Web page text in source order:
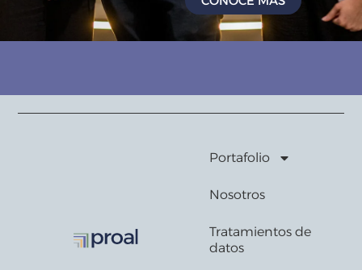
Portafolio
Nosotros
Tratamientos de
datos